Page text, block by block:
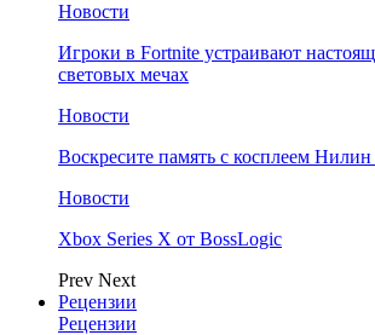
Новости
Игроки в Fortnite устраивают
световых мечах
Новости
Воскресите память с косплеем Нилин
Новости
Xbox Series X от BossLogic
Prev Next
Рецензии
Рецензии